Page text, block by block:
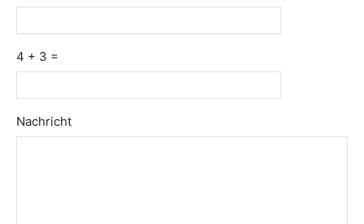
4 + 3 =
Please
ignore
Please
ignore
Nachricht